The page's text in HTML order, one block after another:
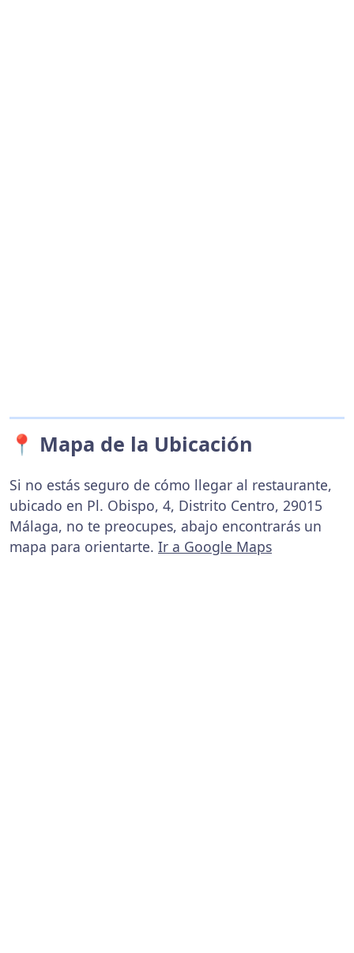
📍 Mapa de la Ubicación
Si no estás seguro de cómo llegar al restaurante,
ubicado en Pl. Obispo, 4, Distrito Centro, 29015
Málaga, no te preocupes, abajo encontrarás un
mapa para orientarte. Ir a Google Maps